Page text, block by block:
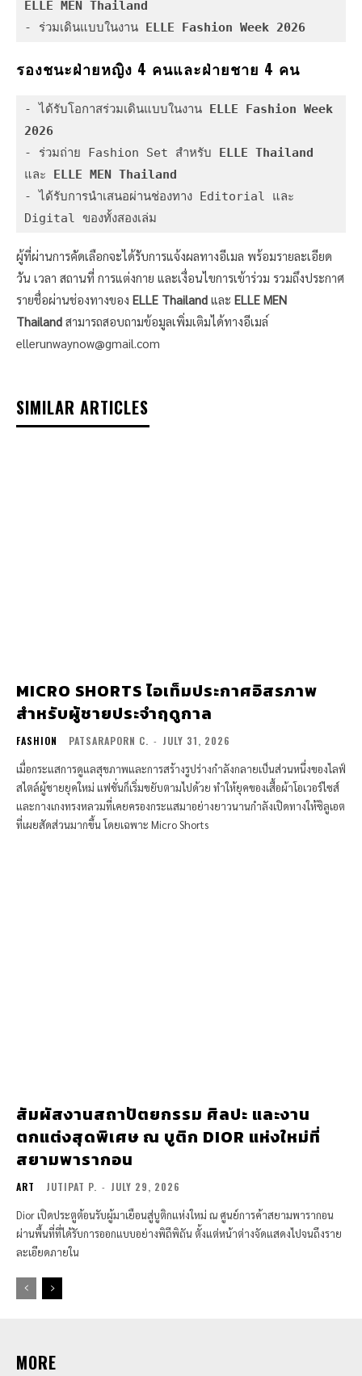
ELLE MEN Thailand
- ร่วมเดินแบบในงาน ELLE Fashion Week 2026
รองชนะฝ่ายหญิง 4 คนและฝ่ายชาย 4 คน
- ได้รับโอกาสร่วมเดินแบบในงาน ELLE Fashion Week
2026
- ร่วมถ่าย Fashion Set สำหรับ
และ ELLE MEN Thailand
- ได้รับการนำเสนอผ่านช่องทาง Editorial และ
Digital ของทั้งสองเล่ม
ผู้ที่ผ่านการคัดเลือกจะได้รับการแจ้งผลทางอีเมล พร้อมรายละเอียด
วัน เวลา สถานที่ การแต่งกาย และเงื่อนไขการเข้าร่วม รวมถึงประกาศ
รายชื่อผ่านช่องทางของ ELLE Thailand และ ELLE MEN
Thailand สามารถสอบถามข้อมูลเพิ่มเติมได้ทางอีเมล์
ellerunwaynow@gmail.com
SIMILAR ARTICLES
MICRO SHORTS ไอเท็มประกาศอิสรภาพ
สำหรับผู้ชายประจำฤดูกาล
FASHION PATSARAPORN C. - JULY 31, 2026
เมื่อกระแสการดูแลสุขภาพและการสร้างรูปร่างกำลังกลายเป็นส่วนหนึ่งของไลฟ์
สไตล์ผู้ชายยุคใหม่ แฟชั่นก็เริ่มขยับตามไปด้วย ทำให้ยุคของเสื้อผ้าโอเวอร์ไซส์
และกางเกงทรงหลวมที่เคยครองกระแสมาอย่างยาวนานกำลังเปิดทางให้ซิลูเอต
ที่เผยสัดส่วนมากขึ้น โดยเฉพาะ Micro Shorts
สัมผัสงานสถาปัตยกรรม ศิลปะ และงาน
ตกแต่งสุดพิเศษ ณ บูติก DIOR แห่งใหม่ที่
สยามพารากอน
ART JUTIPAT P. - JULY 29, 2026
Dior เปิดประตูต้อนรับผู้มาเยือนสู่บูติกแห่งใหม่ ณ ศูนย์การค้าสยามพารากอน
ผ่านพื้นที่ที่ได้รับการออกแบบอย่างพิถีพิถัน ตั้งแต่หน้าต่างจัดแสดงไปจนถึงราย
ละเอียดภายใน
MORE